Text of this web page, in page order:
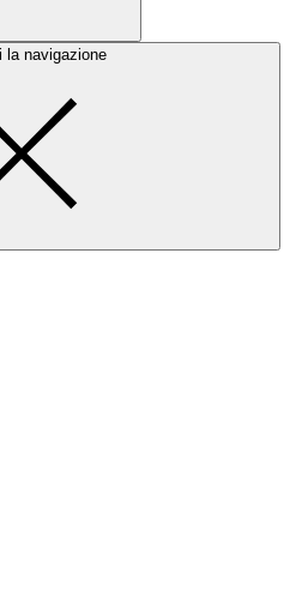
la navigazione